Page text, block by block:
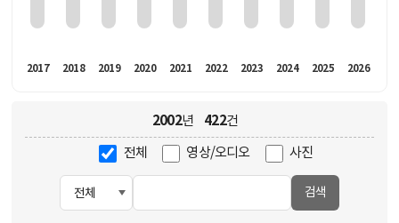
2017 2018 2019 2020 2021 2022 2023 2024 2025 2026
2002년 422건
전체 영상/오디오 사진
검색